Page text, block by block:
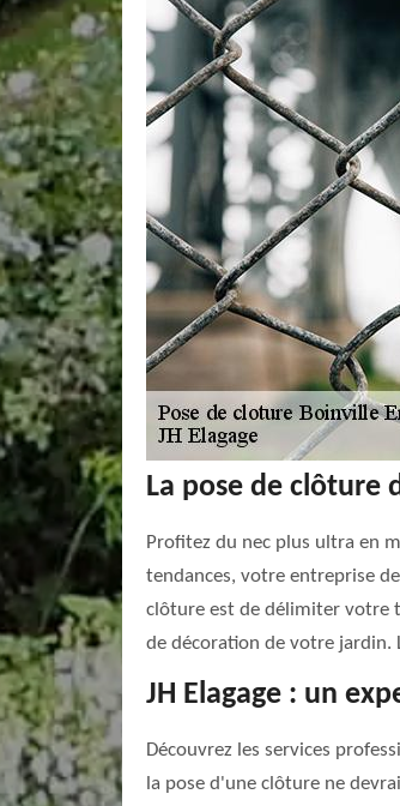
La pose de clôture
Profitez du nec plus ultra en
tendances, votre entreprise
clôture est de délimiter votre
de décoration de votre jardin.
JH Elagage : un
Découvrez les services
la pose d'une clôture ne